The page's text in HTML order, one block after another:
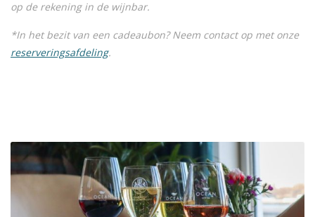
op de rekening in de wijnbar.
*In het bezit van een cadeaubon? Neem contact op met onze
reserveringsafdeling.